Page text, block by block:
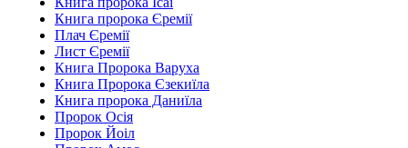
Книга пророка Єремії
Плач Єремії
Лист Єремії
Книга Пророка Варуха
Книга Пророка Єзекиїла
Книга пророка Даниїла
Пророк Осія
Пророк Йоіл